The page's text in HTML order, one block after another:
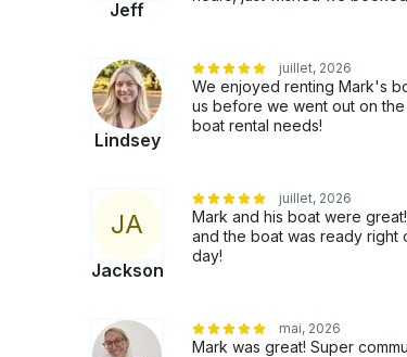
serez remboursé à la fin de votre
BATEAU POUR DÉTECTER TOUT
APRÈS VOTRE DÉPART. Cela étant dit, réunissez votre équipage et embarquez pour un
voyage d'aventure et de détente.
aujourd'hui ! Embarquez pour une expérience
Jeff
Lindsey
juillet, 2026
We enjoyed renting Mark's
us before we went out on
boat rental needs!
JA
Jackson
juillet, 2026
Mark and his boat were
and the boat was ready right
day!
mai, 2026
Mark was great! Super